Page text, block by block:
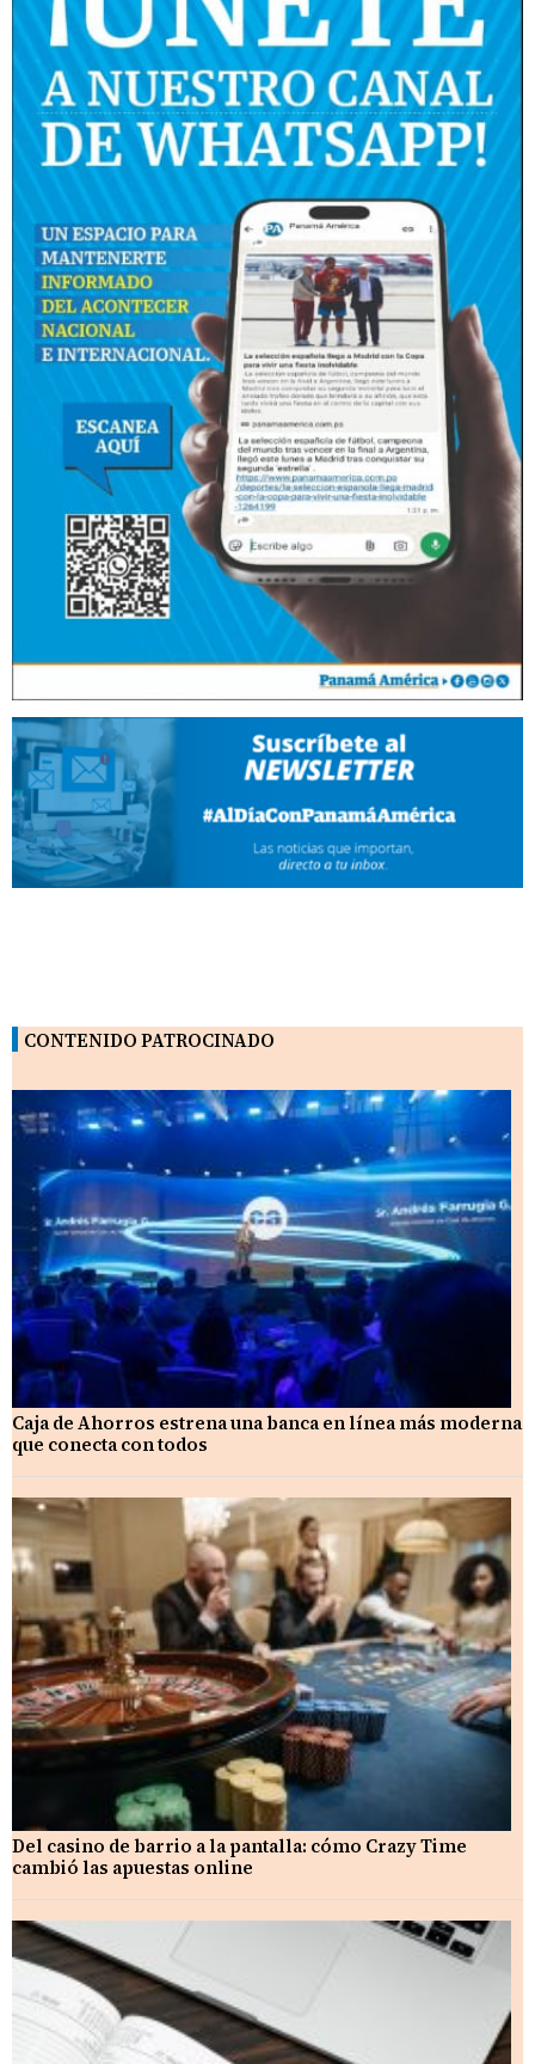
CONTENIDO PATROCINADO
Caja de Ahorros estrena una banca en línea más moderna
que conecta con todos
Del casino de barrio a la pantalla: cómo Crazy Time
cambió las apuestas online